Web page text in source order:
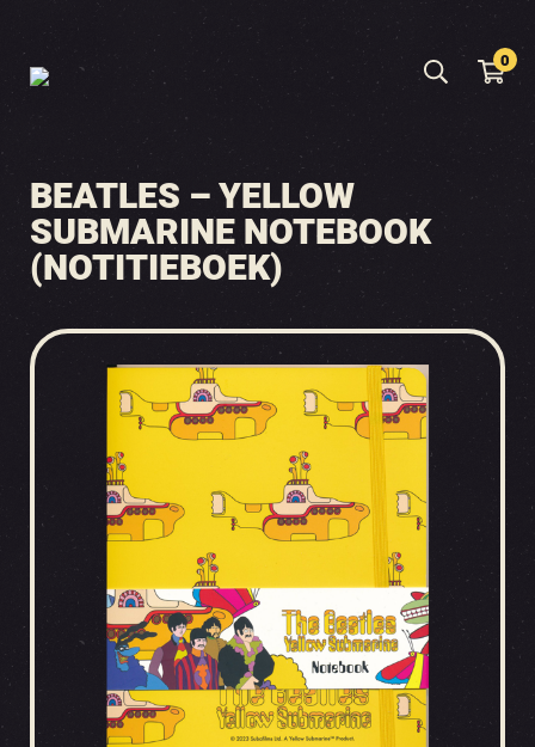
0
BEATLES – YELLOW
SUBMARINE NOTEBOOK
(NOTITIEBOEK)